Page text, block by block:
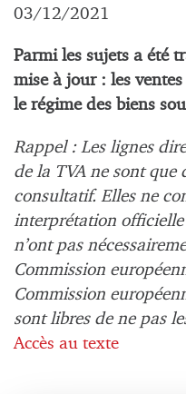
03/12/2021
Parmi les sujets a été
mise à jour : les
le régime des biens
Rappel : Les lignes
de la TVA ne sont que
consultatif. Elles ne
interprétation
n’ont pas
Commission
Commission
sont libres de ne pas
Accès au texte